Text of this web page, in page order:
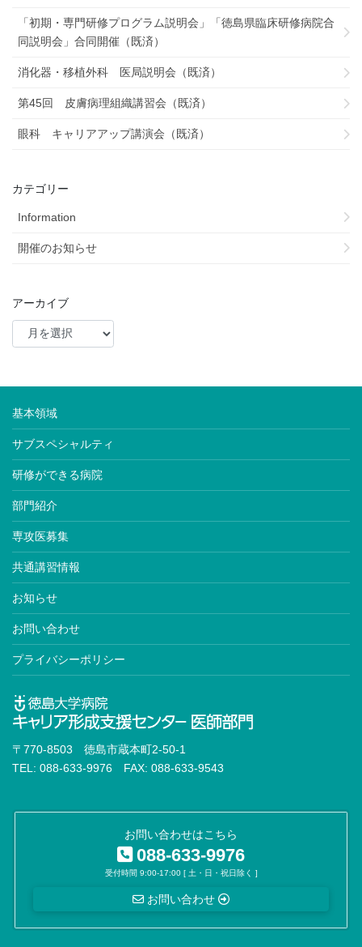
「初期・専門研修プログラム説明会」「徳島県臨床研修病院合
同説明会」合同開催（既済）
消化器・移植外科 医局説明会（既済）
第45回 皮膚病理組織講習会（既済）
眼科 キャリアアップ講演会（既済）
カテゴリー
Information
開催のお知らせ
アーカイブ
基本領域
サブスペシャルティ
研修ができる病院
部門紹介
専攻医募集
共通講習情報
お知らせ
お問い合わせ
プライバシーポリシー
〒770-8503 徳島市蔵本町2-50-1
TEL: 088-633-9976 FAX: 088-633-9543
お問い合わせはこちら
088-633-9976
受付時間 9:00-17:00 [ 土・日・祝日除く ]
お問い合わせ